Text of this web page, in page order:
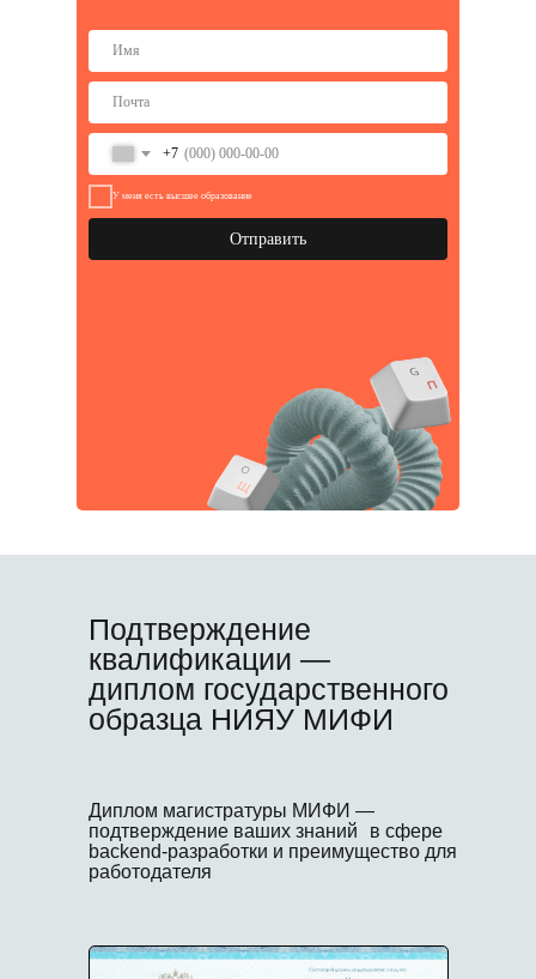
+7
У меня есть высшее образование
Отправить
Подтверждение
квалификации —
диплом государственного
образца НИЯУ МИФИ
Диплом магистратуры МИФИ —
подтверждение ваших знаний в сфере
backend-разработки и преимущество для
работодателя